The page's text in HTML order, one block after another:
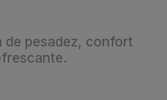
de pesadez, confort